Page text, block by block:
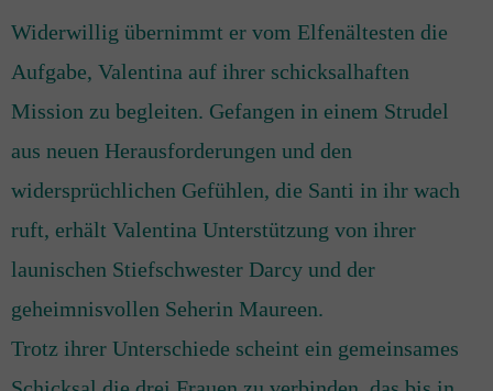
Widerwillig übernimmt er vom Elfenältesten die
Aufgabe, Valentina auf ihrer schicksalhaften
Mission zu begleiten. Gefangen in einem Strudel
aus neuen Herausforderungen und den
widersprüchlichen Gefühlen, die Santi in ihr wach
ruft, erhält Valentina Unterstützung von ihrer
launischen Stiefschwester Darcy und der
geheimnisvollen Seherin Maureen.
Trotz ihrer Unterschiede scheint ein gemeinsames